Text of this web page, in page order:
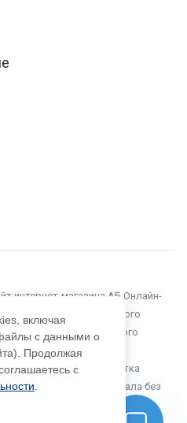
интернет-магазина АБ Онлайн-
объектом авторского
использование которого
Бизнеса».
перепечатка
использование материала без
не допускается. Любое
включая
с данными о
Продолжая
с